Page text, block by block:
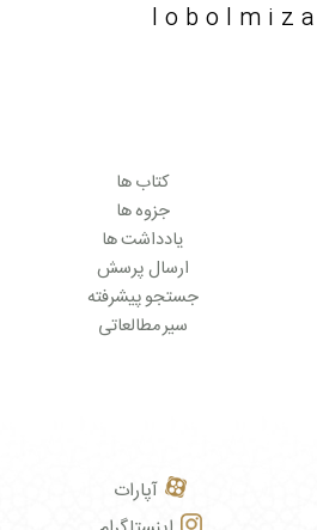
کتاب ها
جزوه ها
یادداشت ها
ارسال پرسش
جستجو پیشرفته
سیر مطالعاتی
آپارات